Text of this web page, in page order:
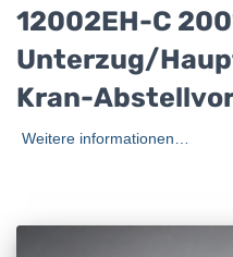
12002EH-C
Unterzug/
Kran-
Weitere informationen…